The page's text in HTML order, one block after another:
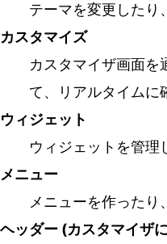
テーマを変更したり
カスタマイズ
カスタマイザ画面を
て、リアルタイムに
ウィジェット
ウィジェットを管理
メニュー
メニューを作ったり
ヘッダー (カスタマイザ